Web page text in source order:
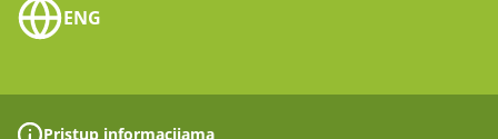
ENG
Pristup informacijama